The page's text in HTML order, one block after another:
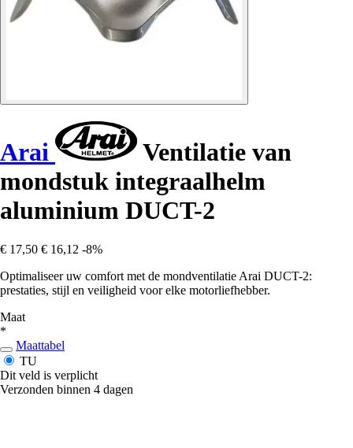
Arai
Ventilatie van
mondstuk integraalhelm
aluminium DUCT-2
€ 17,50 € 16,12 -8%
Optimaliseer uw comfort met de mondventilatie Arai DUCT-2:
prestaties, stijl en veiligheid voor elke motorliefhebber.
Maat
*
Maattabel
TU
Dit veld is verplicht
Verzonden binnen 4 dagen